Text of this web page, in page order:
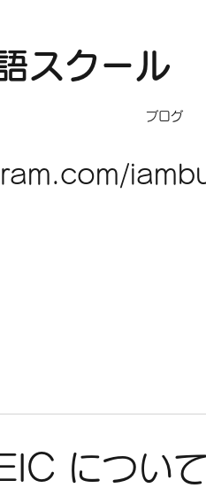
スクール
ブログ
につい